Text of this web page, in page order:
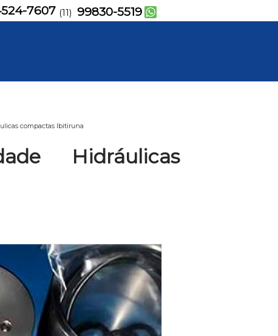
7607 (11) 99830-5519
compactas Ibitiruna
Hidráulicas